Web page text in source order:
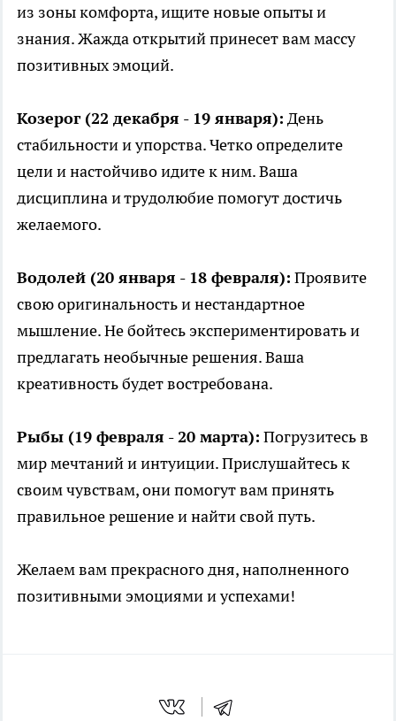
из зоны комфорта, ищите новые опыты и
знания. Жажда открытий принесет вам массу
позитивных эмоций.
Козерог (22 декабря - 19 января): День
стабильности и упорства. Четко определите
цели и настойчиво идите к ним. Ваша
дисциплина и трудолюбие помогут достичь
желаемого.
Водолей (20 января - 18 февраля): Проявите
свою оригинальность и нестандартное
мышление. Не бойтесь экспериментировать и
предлагать необычные решения. Ваша
креативность будет востребована.
Рыбы (19 февраля - 20 марта): Погрузитесь в
мир мечтаний и интуиции. Прислушайтесь к
своим чувствам, они помогут вам принять
правильное решение и найти свой путь.
Желаем вам прекрасного дня, наполненного
позитивными эмоциями и успехами!